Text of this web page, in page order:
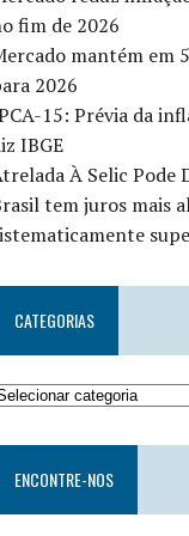
fim de 2026
mantém em
2026
15: Prévia da
IBGE
À Selic Pode
tem juros mais
CATEGORIAS
ENCONTRE-NOS